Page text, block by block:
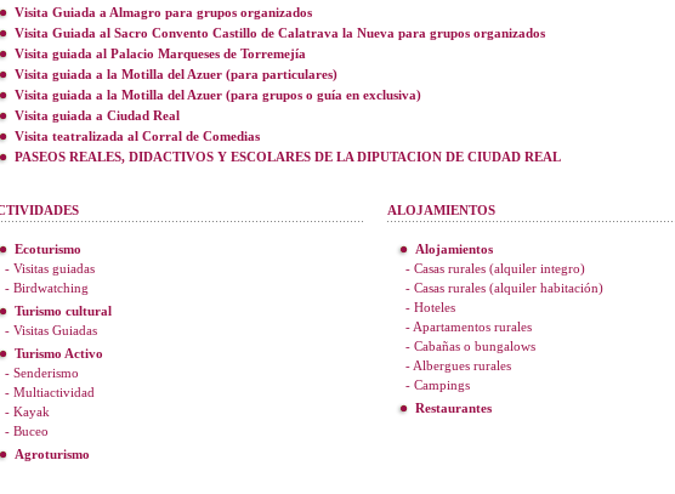
Visita Guiada a Almagro para grupos organizados
Visita Guiada al Sacro Convento Castillo de Calatrava la Nueva para grupos organizados
Visita guiada al Palacio Marqueses de Torremejía
Visita guiada a la Motilla del Azuer (para particulares)
Visita guiada a la Motilla del Azuer (para grupos o guía en exclusiva)
Visita guiada a Ciudad Real
Visita teatralizada al Corral de Comedias
PASEOS REALES, DIDACTIVOS Y ESCOLARES DE LA DIPUTACION DE CIUDAD REAL
Ecoturismo
- Visitas guiadas
- Birdwatching
Turismo cultural
- Visitas Guiadas
Turismo Activo
- Senderismo
- Multiactividad
- Kayak
- Buceo
Agroturismo
ALOJAMIENTOS
Alojamientos
- Casas rurales (alquiler integro)
- Casas rurales (alquiler habitación)
- Hoteles
- Apartamentos rurales
- Cabañas o bungalows
- Albergues rurales
- Campings
Restaurantes